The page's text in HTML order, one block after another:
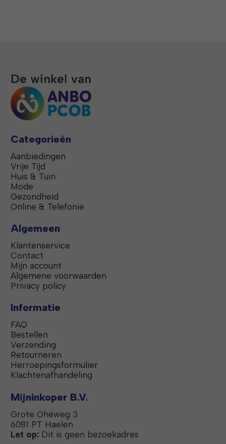
Categorieën
Aanbiedingen
Vrije Tijd
Huis & Tuin
Mode
Gezondheid
Online & Telefonie
Algemeen
Klantenservice
Contact
Mijn account
Algemene voorwaarden
Privacy policy
Informatie
FAQ
Bestellen
Verzending
Retourneren
Herroepingsformulier
Klachtenafhandeling
Mijninkoper B.V.
Grote Ohéweg 3
6081 PT Haelen
Let op: Dit is geen bezoekadres